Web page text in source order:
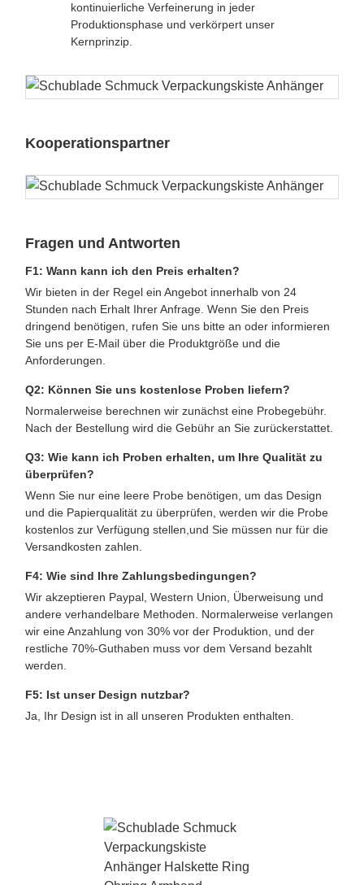
kontinuierliche Verfeinerung in jeder
Produktionsphase und verkörpert unser
Kernprinzip.
Kooperationspartner
Fragen und Antworten
F1: Wann kann ich den Preis erhalten?
Wir bieten in der Regel ein Angebot innerhalb von 24
Stunden nach Erhalt Ihrer Anfrage. Wenn Sie den Preis
dringend benötigen, rufen Sie uns bitte an oder informieren
Sie uns per E-Mail über die Produktgröße und die
Anforderungen.
Q2: Können Sie uns kostenlose Proben liefern?
Normalerweise berechnen wir zunächst eine Probegebühr.
Nach der Bestellung wird die Gebühr an Sie zurückerstattet.
Q3: Wie kann ich Proben erhalten, um Ihre Qualität zu
überprüfen?
Wenn Sie nur eine leere Probe benötigen, um das Design
und die Papierqualität zu überprüfen, werden wir die Probe
kostenlos zur Verfügung stellen,und Sie müssen nur für die
Versandkosten zahlen.
F4: Wie sind Ihre Zahlungsbedingungen?
Wir akzeptieren Paypal, Western Union, Überweisung und
andere verhandelbare Methoden. Normalerweise verlangen
wir eine Anzahlung von 30% vor der Produktion, und der
restliche 70%-Guthaben muss vor dem Versand bezahlt
werden.
F5: Ist unser Design nutzbar?
Ja, Ihr Design ist in all unseren Produkten enthalten.